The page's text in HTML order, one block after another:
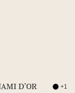
D’OR +1